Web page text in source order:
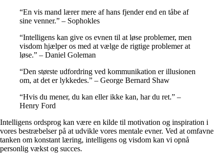
“En vis mand lærer mere af hans fjender end en tåbe af
sine venner.” – Sophokles
“Intelligens kan give os evnen til at løse problemer, men
visdom hjælper os med at vælge de rigtige problemer at
løse.” – Daniel Goleman
“Den største udfordring ved kommunikation er illusionen
om, at det er lykkedes.” – George Bernard Shaw
“Hvis du mener, du kan eller ikke kan, har du ret.” –
Henry Ford
Intelligens ordsprog kan være en kilde til motivation og inspiration i
vores bestræbelser på at udvikle vores mentale evner. Ved at omfavne
tanken om konstant læring, intelligens og visdom kan vi opnå
personlig vækst og succes.